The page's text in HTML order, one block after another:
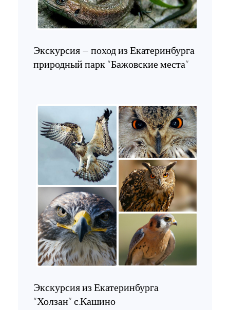
Экскурсия – поход из Екатеринбурга
природный парк “Бажовские места”
Экскурсия из Екатеринбурга
“Холзан” с.Кашино